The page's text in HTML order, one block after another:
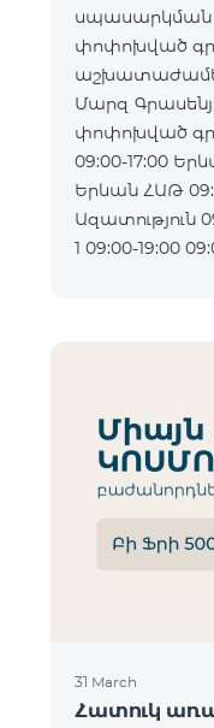
սպասարկման
փոփոխված
Մարզ
փոփոխված գրաֆիկը Երևան
09:00-17:00 Երևան Անդրանիկ 09:00-18:00 09:00-17:00
Երևան ՀԱԹ 09:00-
Ազատություն 09:00-
1 09:00-19:00 09:00-17:00 Երևան
31 March
Հատուկ